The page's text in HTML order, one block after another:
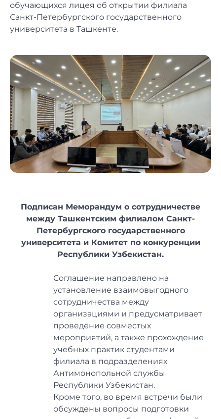
обучающихся лицея об открытии филиала
Санкт-Петербургского государственного
университета в Ташкенте.
Подписан Меморандум о сотрудничестве
между Ташкентским филиалом Санкт-
Петербургского государственного
университета и Комитет по конкуренции
Республики Узбекистан.
Соглашение направлено на
установление взаимовыгодного
сотрудничества между
организациями и предусматривает
проведение совместых
мероприятий, а также прохождение
учебных практик студентами
филиала в подразделениях
Антимонопольной службы
Республики Узбекистан.
Кроме того, во время встречи были
обсуждены вопросы подготовки